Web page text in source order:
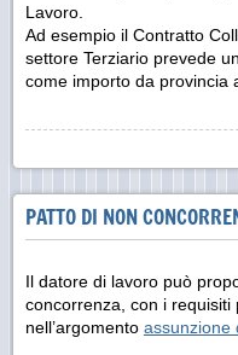
Lavoro.
Ad esempio il Contratto
settore Terziario prevede
come importo da provincia
PATTO DI NON
Il datore di lavoro può
concorrenza, con i
nell’argomento assunzione